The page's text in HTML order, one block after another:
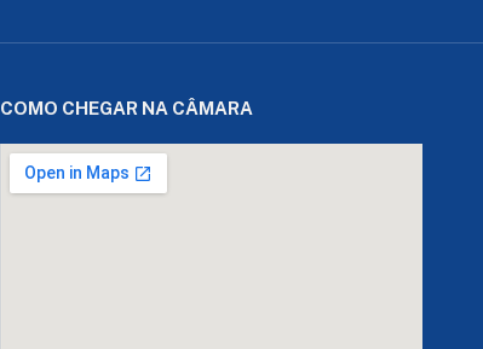
COMO CHEGAR NA CÂMARA